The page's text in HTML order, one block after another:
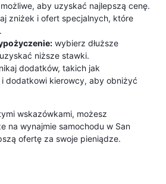
aby uzyskać najlepszą cenę.
zniżek i ofert specjalnych, które
wybierz dłuższe
niższe stawki.
dodatków, takich jak
i dodatkowi kierowcy, aby obniżyć
wskazówkami, możesz
na wynajmie samochodu w San
ofertę za swoje pieniądze.